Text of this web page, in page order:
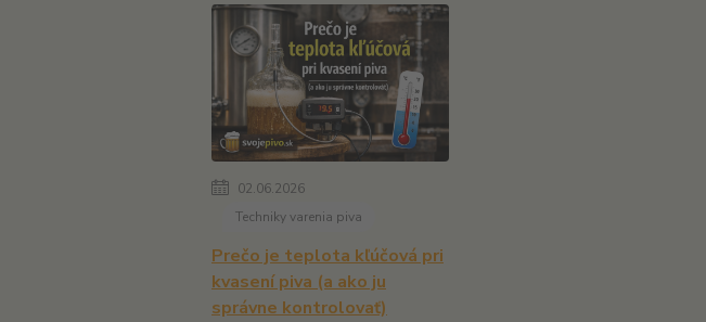
02.06.2026
Techniky varenia piva
Prečo je teplota kľúčová pri
kvasení piva (a ako ju
správne kontrolovať)